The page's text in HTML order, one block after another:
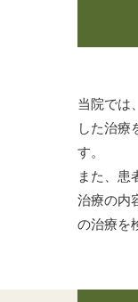
当院では
した治療
す。
また、患
治療の内
の治療を